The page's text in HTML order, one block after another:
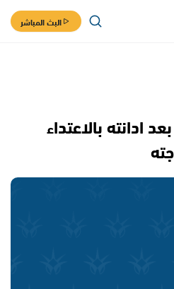
البث المباشر
بعد ادانته بالاعتداء